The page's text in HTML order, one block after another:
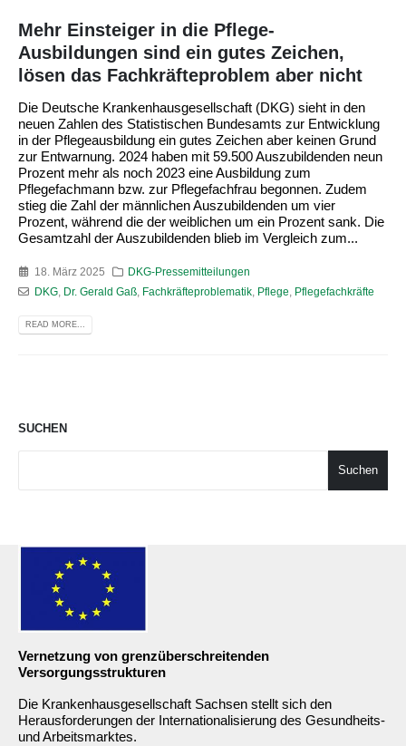
Mehr Einsteiger in die Pflege-
Ausbildungen sind ein gutes Zeichen,
lösen das Fachkräfteproblem aber nicht
Die Deutsche Krankenhausgesellschaft (DKG) sieht in den
neuen Zahlen des Statistischen Bundesamts zur Entwicklung
in der Pflegeausbildung ein gutes Zeichen aber keinen Grund
zur Entwarnung. 2024 haben mit 59.500 Auszubildenden neun
Prozent mehr als noch 2023 eine Ausbildung zum
Pflegefachmann bzw. zur Pflegefachfrau begonnen. Zudem
stieg die Zahl der männlichen Auszubildenden um vier
Prozent, während die der weiblichen um ein Prozent sank. Die
Gesamtzahl der Auszubildenden blieb im Vergleich zum...
18. März 2025
DKG-Pressemitteilungen
DKG, Dr. Gerald Gaß, Fachkräfteproblematik, Pflege Pflegefachkräfte
READ MORE...
SUCHEN
Suchen
Vernetzung von grenzüberschreitenden
Versorgungsstrukturen
Die Krankenhausgesellschaft Sachsen stellt sich den
Herausforderungen der Internationalisierung des Gesundheits-
und Arbeitsmarktes.